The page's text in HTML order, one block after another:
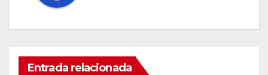
Entrada relacionada